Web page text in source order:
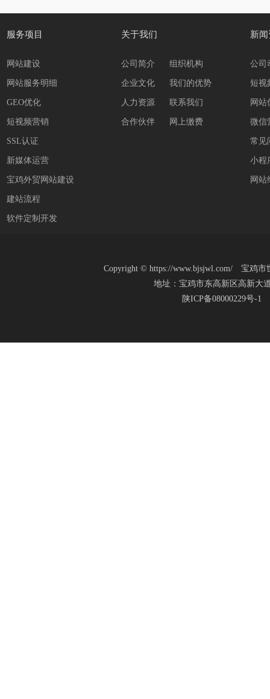
服务项目
网站建设
网站服务明细
GEO优化
短视频营销
SSL认证
新媒体运营
宝鸡外贸网站建设
建站流程
软件定制开发
关于我们
公司简介 组织机构
企业文化 我们的优势
人力资源 联系我们
合作伙伴 网上缴费
新
公司
短视
网站
微信
常见
小程
网站
Copyright © https://www.bjsjwl.com/ 宝鸡
地址：宝鸡市东高新区高新大
陕ICP备08000229号-1